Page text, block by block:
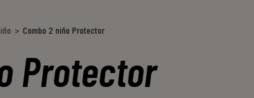
Combo 2 niño Protector
Protector